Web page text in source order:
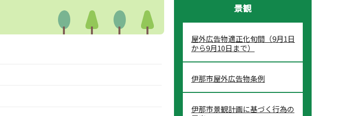
景観
屋外広告物適正化旬間（9月1日
から9月10日まで）
伊那市屋外広告物条例
伊那市景観計画に基づく行為の